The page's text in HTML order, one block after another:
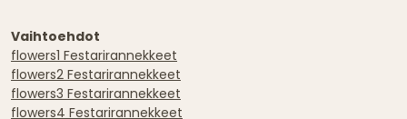
Vaihtoehdot
flowers1 Festarirannekkeet
flowers2 Festarirannekkeet
flowers3 Festarirannekkeet
flowers4 Festarirannekkeet